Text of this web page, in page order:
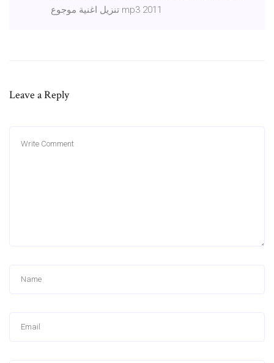
تنزيل اغنية موجوع mp3 2011
Leave a Reply